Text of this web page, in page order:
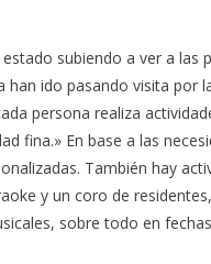
subiendo a ver a las
ido pasando visita por
persona realiza
fina.» En base a las
También hay
y un coro de
sobre todo en